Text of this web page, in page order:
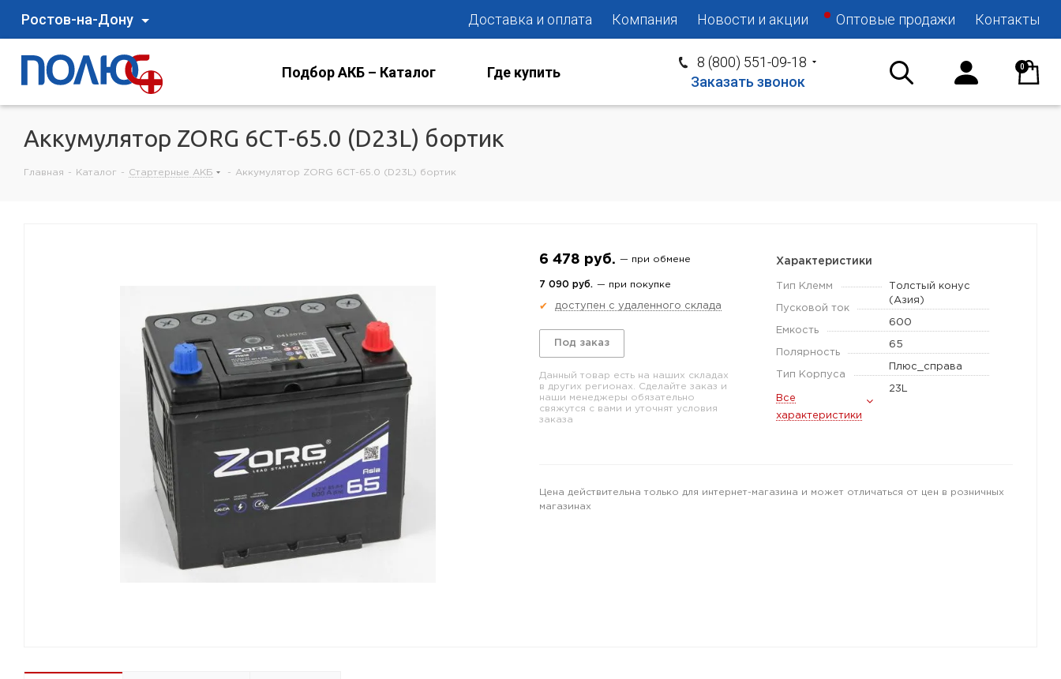
Ростов-на-Дону Доставка и оплата Компания Новости и акции Оптовые продажи Контакты
Подбор АКБ – Каталог Где купить
8 (800) 551-09-18
Заказать звонок
0
Аккумулятор ZORG 6СТ-65.0 (D23L) бортик
Главная - Каталог - Стартерные АКБ - Аккумулятор ZORG 6СТ-65.0 (D23L) бортик
6 478 руб. — при обмене
7 090 руб. — при покупке
✔ доступен с удаленного склада
Под заказ
Данный товар есть на наших складах
в других регионах. Сделайте заказ и
наши менеджеры обязательно
свяжутся с вами и уточнят условия
заказа
Характеристики
Тип Клемм
Толстый конус
(Азия)
Пусковой ток
600
Емкость
65
Полярность
Плюс_справа
Тип Корпуса
23L
Все
характеристики
Цена действительна только для интернет-магазина и может отличаться от цен в розничных
магазинах